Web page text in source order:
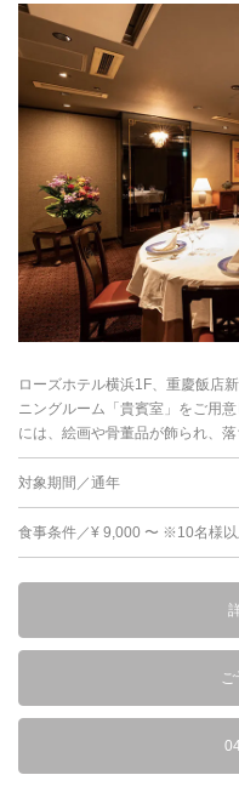
ローズホテル横浜1F、重慶飯店
ニングルーム「貴賓室」をご用
には、絵画や骨董品が飾られ、
対象期間／通年
食事条件／¥ 9,000 〜 ※10名様以